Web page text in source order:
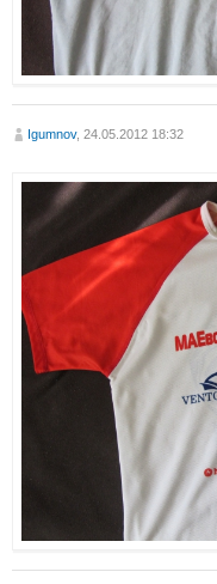
Igumnov, 24.05.2012 18:32